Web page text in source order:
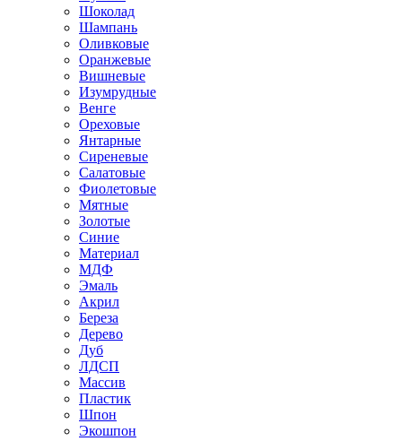
Шоколад
Шампань
Оливковые
Оранжевые
Вишневые
Изумрудные
Венге
Ореховые
Янтарные
Сиреневые
Салатовые
Фиолетовые
Мятные
Золотые
Синие
Материал
МДФ
Эмаль
Акрил
Береза
Дерево
Дуб
ЛДСП
Массив
Пластик
Шпон
Экошпон